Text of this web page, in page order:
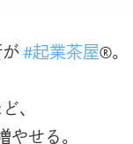
#起業茶屋®｡
､
やせる｡